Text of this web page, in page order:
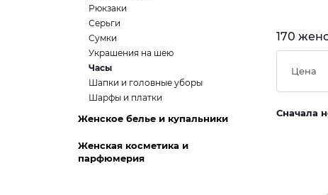
170
Цена
Сначала
Рюкзаки
Серьги
Сумки
Украшения на шею
Часы
Шапки и головные уборы
Шарфы и платки
Женское белье и купальники
Женская косметика и
парфюмерия